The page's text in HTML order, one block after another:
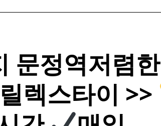
문정역저렴한
렉스타이 >>